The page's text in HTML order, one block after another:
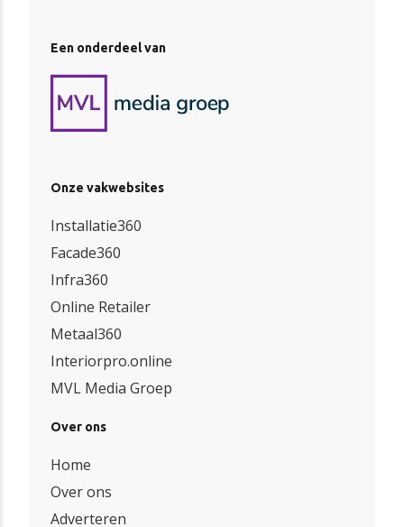
Een onderdeel van
Onze vakwebsites
Installatie360
Facade360
Infra360
Online Retailer
Metaal360
Interiorpro.online
MVL Media Groep
Over ons
Home
Over ons
Adverteren